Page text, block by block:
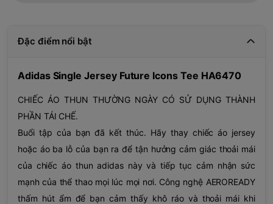
Đặc điểm nổi bật
Adidas Single Jersey Future Icons Tee HA6470
CHIẾC ÁO THUN THƯỜNG NGÀY CÓ SỬ DỤNG THÀNH
PHẦN TÁI CHẾ.
Buổi tập của bạn đã kết thúc. Hãy thay chiếc áo jersey
hoặc áo ba lỗ của bạn ra để tận hưởng cảm giác thoải mái
của chiếc áo thun adidas này và tiếp tục cảm nhận sức
mạnh của thể thao mọi lúc mọi nơi. Công nghệ AEROREADY
thấm hút ẩm để bạn cảm thấy khô ráo và thoải mái khi